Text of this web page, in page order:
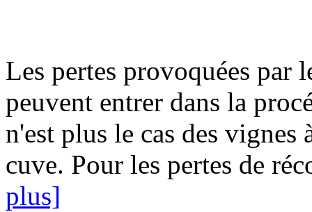
Les pertes provoquées par
peuvent entrer dans la
n'est plus le cas des vignes
cuve. Pour les pertes de
plus]